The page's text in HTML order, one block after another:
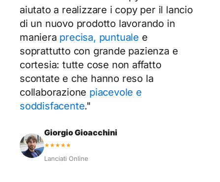
aiutato a realizzare i copy per il lancio
di un nuovo prodotto lavorando in
maniera precisa, puntuale e
soprattutto con grande pazienza e
cortesia: tutte cose non affatto
scontate e che hanno reso la
collaborazione piacevole e
soddisfacente."
Giorgio Gioacchini
★★★★★
Lanciati Online